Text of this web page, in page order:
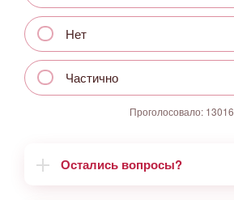
Нет
Частично
Проголосовало: 13016
Остались вопросы?